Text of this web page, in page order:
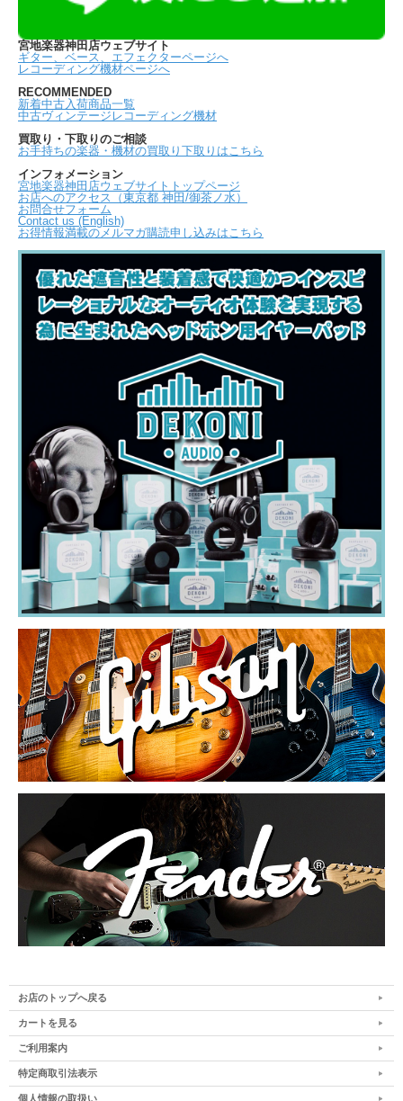
宮地楽器神田店ウェブサイト
ギター、ベース、エフェクターページへ
レコーディング機材ページへ
RECOMMENDED
新着中古入荷商品一覧
中古ヴィンテージレコーディング機材
買取り・下取りのご相談
お手持ちの楽器・機材の買取り下取りはこちら
インフォメーション
宮地楽器神田店ウェブサイトトップページ
お店へのアクセス（東京都 神田/御茶ノ水）
お問合せフォーム
Contact us (English)
お得情報満載のメルマガ購読申し込みはこちら
お店のトップへ戻る
カートを見る
ご利用案内
特定商取引法表示
個人情報の取扱い